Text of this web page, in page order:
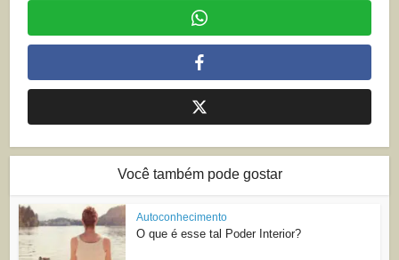
Você também pode gostar
Autoconhecimento
O que é esse tal Poder Interior?